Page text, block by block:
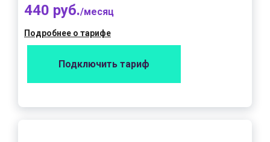
440 руб./месяц
Подробнее о тарифе
Подключить тариф